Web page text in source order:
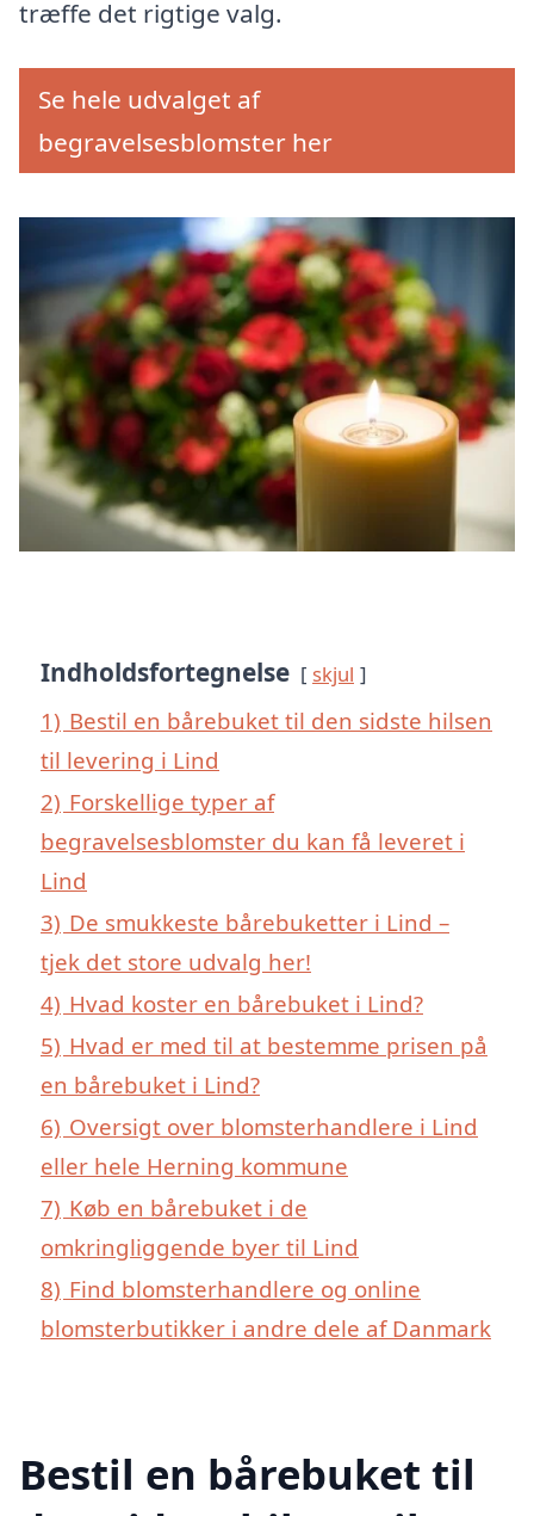
træffe det rigtige valg.
Se hele udvalget af
begravelsesblomster her
Indholdsfortegnelse skjul
1) Bestil en bårebuket til den sidste hilsen
til levering i Lind
2) Forskellige typer af
begravelsesblomster du kan få leveret i
Lind
3) De smukkeste bårebuketter i Lind –
tjek det store udvalg her!
4) Hvad koster en bårebuket i Lind?
5) Hvad er med til at bestemme prisen på
en bårebuket i Lind?
6) Oversigt over blomsterhandlere i Lind
eller hele Herning kommune
7) Køb en bårebuket i de
omkringliggende byer til Lind
8) Find blomsterhandlere og online
blomsterbutikker i andre dele af Danmark
Bestil en bårebuket til